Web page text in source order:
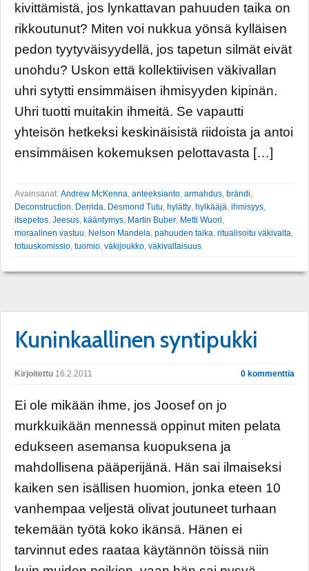
kivittämistä, jos lynkattavan pahuuden taika on
rikkoutunut? Miten voi nukkua yönsä kylläisen
pedon tyytyväisyydellä, jos tapetun silmät eivät
unohdu? Uskon että kollektiivisen väkivallan
uhri sytytti ensimmäisen ihmisyyden kipinän.
Uhri tuotti muitakin ihmeitä. Se vapautti
yhteisön hetkeksi keskinäisistä riidoista ja antoi
ensimmäisen kokemuksen pelottavasta […]
Avainsanat: Andrew McKenna anteeksianto armahdus brändi
Deconstruction Derrida Desmond Tutu hylätty hylkääjä ihmisyys
itsepetos Jeesus kääntymys Martin Buber Metti Wuori
moraalinen vastuu Nelson Mandela pahuuden taika ritualisoitu väkivalta
totuuskomissio tuomio väkijoukko väkivaltaisuus
Kuninkaallinen syntipukki
Kirjoitettu 16.2.2011 0 kommenttia
Ei ole mikään ihme, jos Joosef on jo
murkkuikään mennessä oppinut miten pelata
edukseen asemansa kuopuksena ja
mahdollisena pääperijänä. Hän sai ilmaiseksi
kaiken sen isällisen huomion, jonka eteen 10
vanhempaa veljestä olivat joutuneet turhaan
tekemään työtä koko ikänsä. Hänen ei
tarvinnut edes raataa käytännön töissä niin